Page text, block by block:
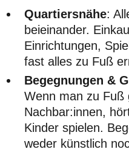
Quartiersnähe:
beieinander.
Einrichtungen,
fast alles zu Fuß
Begegnungen &
Wenn man zu Fuß
Nachbar:innen,
Kinder spielen.
weder künstlich